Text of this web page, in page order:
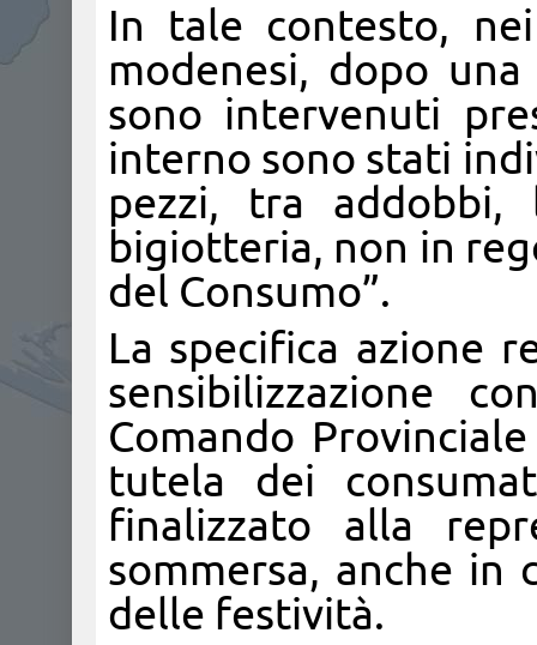
In tale contesto,
modenesi, dopo
sono intervenuti
interno sono stati
pezzi, tra addobbi,
bigiotteria, non in
del Consumo”.
La specifica azione
sensibilizzazione
Comando
tutela dei
finalizzato alla
sommersa, anche in
delle festività.